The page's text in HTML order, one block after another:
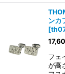
ンカ
[
フェ
が高